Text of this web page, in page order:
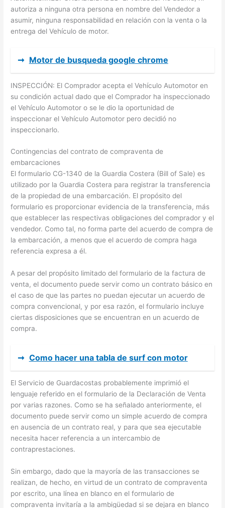
autoriza a ninguna otra persona en nombre del Vendedor a
asumir, ninguna responsabilidad en relación con la venta o la
entrega del Vehículo de motor.
➞ Motor de busqueda google chrome
INSPECCIÓN: El Comprador acepta el Vehículo Automotor en
su condición actual dado que el Comprador ha inspeccionado
el Vehículo Automotor o se le dio la oportunidad de
inspeccionar el Vehículo Automotor pero decidió no
inspeccionarlo.
Contingencias del contrato de compraventa de
embarcaciones
El formulario CG-1340 de la Guardia Costera (Bill of Sale) es
utilizado por la Guardia Costera para registrar la transferencia
de la propiedad de una embarcación. El propósito del
formulario es proporcionar evidencia de la transferencia, más
que establecer las respectivas obligaciones del comprador y el
vendedor. Como tal, no forma parte del acuerdo de compra de
la embarcación, a menos que el acuerdo de compra haga
referencia expresa a él.
A pesar del propósito limitado del formulario de la factura de
venta, el documento puede servir como un contrato básico en
el caso de que las partes no puedan ejecutar un acuerdo de
compra convencional, y por esa razón, el formulario incluye
ciertas disposiciones que se encuentran en un acuerdo de
compra.
➞ Como hacer una tabla de surf con motor
El Servicio de Guardacostas probablemente imprimió el
lenguaje referido en el formulario de la Declaración de Venta
por varias razones. Como se ha señalado anteriormente, el
documento puede servir como un simple acuerdo de compra
en ausencia de un contrato real, y para que sea ejecutable
necesita hacer referencia a un intercambio de
contraprestaciones.
Sin embargo, dado que la mayoría de las transacciones se
realizan, de hecho, en virtud de un contrato de compraventa
por escrito, una línea en blanco en el formulario de
compraventa invitaría a la ambigüedad si se dejara en blanco